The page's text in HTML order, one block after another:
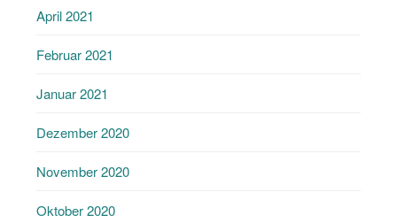
April 2021
Februar 2021
Januar 2021
Dezember 2020
November 2020
Oktober 2020